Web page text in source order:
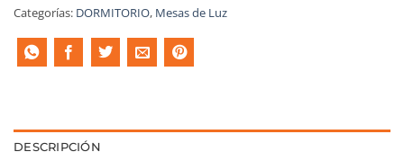
Categorías: DORMITORIO, Mesas de Luz
DESCRIPCIÓN